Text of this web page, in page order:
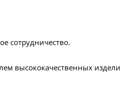
сотрудничество.
высококачественных